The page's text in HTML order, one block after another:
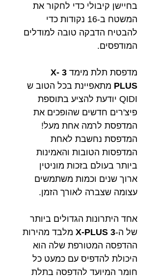
בחיישן קיבולי כדי לחקור את
המשטח ב-16 נקודות כדי
להבטיח הדבקה טובה למודלים
המודפסים.
מדפסת תלת מימד
3 X-
PLUS מתאפיינת בכל הטוב ש
QIDI יודעת להציע בתוספת
פיצ'רים חדשים שהופכים את
המדפסת לרמה אחת מעל!
המדפסת נחשבת לאחת
המדפסות הטובות והאמינות
ביותר בעולם בזכות מוניטין
ארוך שנים וכמות משתמשים
עצומה שצברה לאורך הזמן.
אחד היתרונות הגדולים ביותר
של ה-3
X-PLUS מלבד מהירות
ההדפסה המטורפת שלה הוא
היכולת להדפיס עם כמעט כל
חומר המיועד להדפסה בתלת